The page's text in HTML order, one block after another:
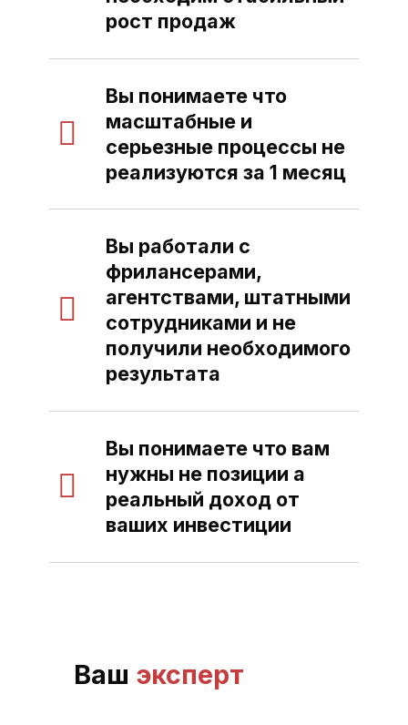
рост продаж
Вы понимаете что
масштабные и
серьезные процессы не
реализуются за 1 месяц
Вы работали с
фрилансерами,
агентствами, штатными
сотрудниками и не
получили необходимого
результата
Вы понимаете что вам
нужны не позиции а
реальный доход от
ваших инвестиции
Ваш эксперт